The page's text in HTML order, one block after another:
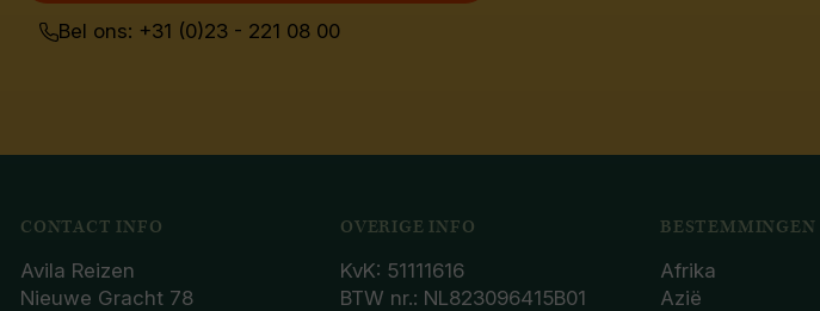
Bel ons: +31 (0)23 - 221 08 00
CONTACT INFO
Avila Reizen
Nieuwe Gracht 78
OVERIGE INFO
KvK: 51111616
BTW nr.: NL823096415B01
BESTEMMINGEN
Afrika
Azië